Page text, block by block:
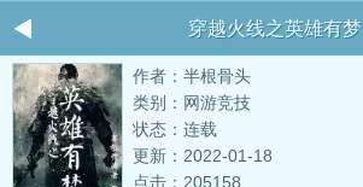
穿越火线之英雄有梦
作者：半根骨头
类别：网游竞技
状态：连载
更新：2022-01-18
点击：205158